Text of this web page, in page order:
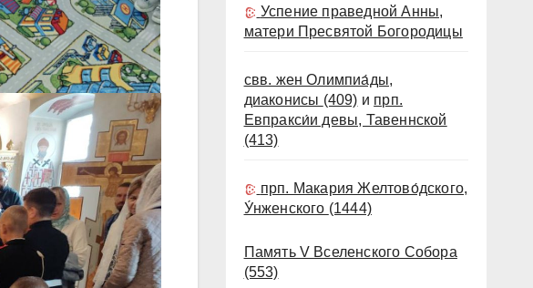
Успение праведной Анны,
матери Пресвятой Богородицы
свв. жен Олимпиа́ды,
диаконисы (409) и прп.
Евпракси́и девы, Тавеннской
(413)
прп. Макария Желтово́дского,
У́нженского (1444)
Память V Вселенского Собора
(553)